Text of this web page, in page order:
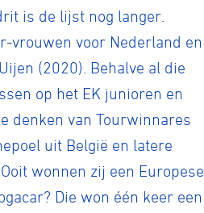
is de lijst nog langer.
vrouwen voor Nederland en
(2020). Behalve al die
op het EK junioren en
denken van Tourwinnares
uit België en latere
wonnen zij een Europese
Die won één keer een